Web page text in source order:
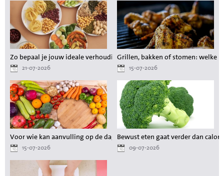
Zo bepaal je jouw ideale verhouding aan voedingsstoffen tijdens het
21-07-2026
Grillen, bakken of stomen: welke
15-07-2026
Voor wie kan aanvulling op de dagelijkse voeding waardevol zijn?
15-07-2026
Bewust eten gaat verder dan
09-07-2026